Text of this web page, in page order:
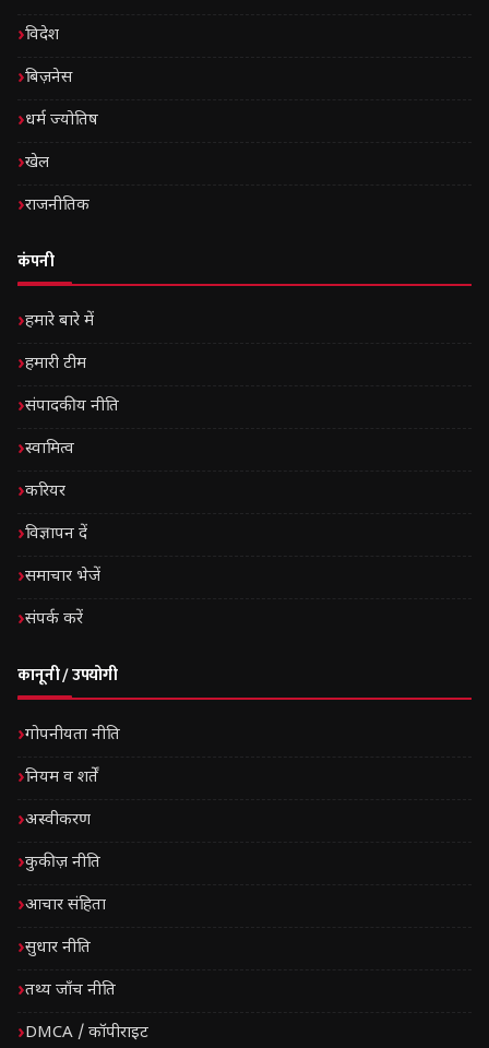
विदेश
बिज़नेस
धर्म ज्योतिष
खेल
राजनीतिक
कंपनी
हमारे बारे में
हमारी टीम
संपादकीय नीति
स्वामित्व
करियर
विज्ञापन दें
समाचार भेजें
संपर्क करें
कानूनी / उपयोगी
गोपनीयता नीति
नियम व शर्तें
अस्वीकरण
कुकीज़ नीति
आचार संहिता
सुधार नीति
तथ्य जाँच नीति
DMCA / कॉपीराइट